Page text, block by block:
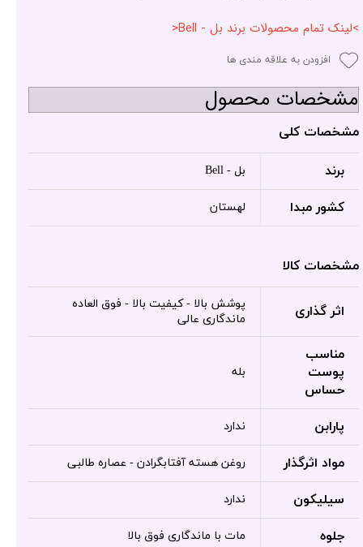
>لینک تمام محصولات برند بل - Bell<
افزودن به علاقه مندی ها
مشخصات محصول
مشخصات کلی
برند بل - Bell
کشور مبدا لهستان
مشخصات کالا
اثر گذاری
پوشش بالا - کیفیت بالا - فوق العاده
ماندگاری عالی
مناسب
پوست
حساس
بله
پارابن ندارد
مواد اثرگذار روغن هسته آفتابگرادن - عصاره طالبی
سیلیکون ندارد
جلوه مات با ماندگاری فوق بالا